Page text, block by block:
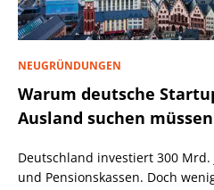
NEUGRÜNDUNGEN
Warum deutsche
Ausland suchen müssen
Deutschland investiert 300
und Pensionskassen. Doch